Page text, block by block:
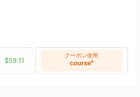
$59.11
クーポン使用
course*